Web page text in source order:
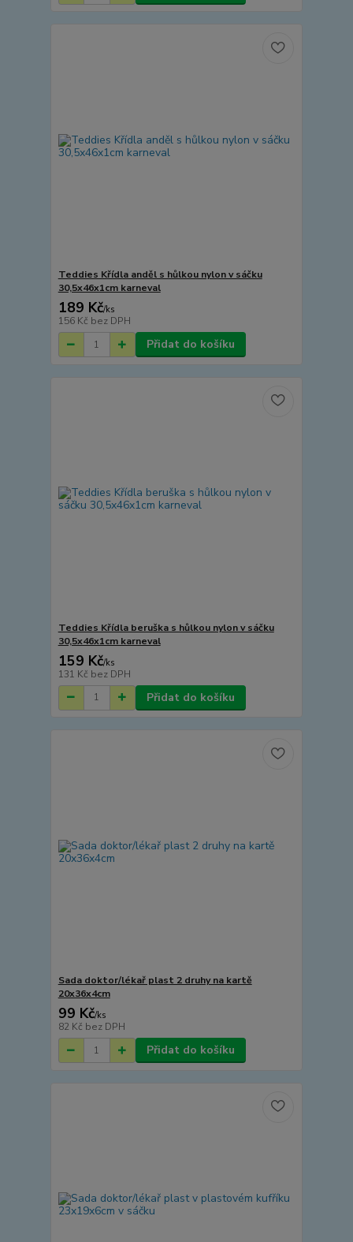
Teddies Křídla anděl s hůlkou nylon v sáčku
30,5x46x1cm karneval
189 Kč/ks
156 Kč bez DPH
Přidat do košíku
Teddies Křídla beruška s hůlkou nylon v sáčku
30,5x46x1cm karneval
159 Kč/ks
131 Kč bez DPH
Přidat do košíku
Sada doktor/lékař plast 2 druhy na kartě
20x36x4cm
99 Kč/ks
82 Kč bez DPH
Přidat do košíku